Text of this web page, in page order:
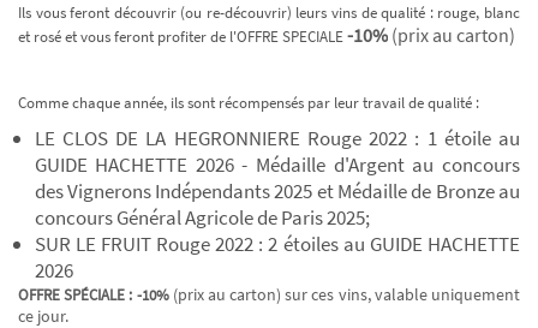
Ils vous feront découvrir (ou re-découvrir) leurs vins de qualité : rouge, blanc
et rosé et vous feront profiter de l'OFFRE SPECIALE-10% (prix au carton)
Comme chaque année, ils sont récompensés par leur travail de qualité :
LE CLOS DE LA HEGRONNIERE Rouge 2022 : 1 étoile au
GUIDE HACHETTE 2026 - Médaille d'Argent au concours
des Vignerons Indépendants 2025 et Médaille de Bronze au
concours Général Agricole de Paris 2025;
SUR LE FRUIT Rouge 2022 : 2 étoiles au GUIDE HACHETTE
2026
OFFRE SPÉCIALE : -10%(prix au carton) sur ces vins, valable uniquement
ce jour.
Abonnez-vous à notre newsletter
Je m’inscris